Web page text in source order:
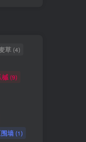
草(4)
槭(9)
墙(1)